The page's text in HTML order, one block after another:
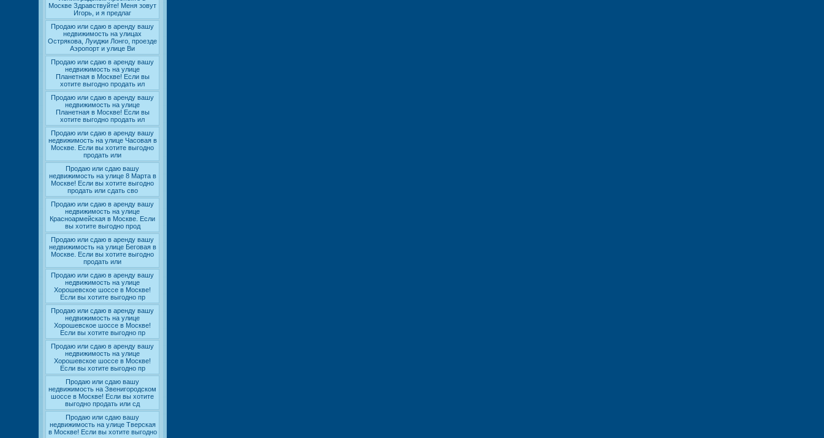
Москве Здравствуйте! Меня зовут
Игорь, и я предлаг
Продаю или сдаю в аренду вашу
недвижимость на улицах
Острякова, Луиджи Лонго, проезде
Аэропорт и улице Ви
Продаю или сдаю в аренду вашу
недвижимость на улице
Планетная в Москве! Если вы
хотите выгодно продать ил
Продаю или сдаю в аренду вашу
недвижимость на улице
Планетная в Москве! Если вы
хотите выгодно продать ил
Продаю или сдаю в аренду вашу
недвижимость на улице Часовая в
Москве. Если вы хотите выгодно
продать или
Продаю или сдаю вашу
недвижимость на улице 8 Марта в
Москве! Если вы хотите выгодно
продать или сдать сво
Продаю или сдаю в аренду вашу
недвижимость на улице
Красноармейская в Москве. Если
вы хотите выгодно прод
Продаю или сдаю в аренду вашу
недвижимость на улице Беговая в
Москве. Если вы хотите выгодно
продать или
Продаю или сдаю в аренду вашу
недвижимость на улице
Хорошевское шоссе в Москве!
Если вы хотите выгодно пр
Продаю или сдаю в аренду вашу
недвижимость на улице
Хорошевское шоссе в Москве!
Если вы хотите выгодно пр
Продаю или сдаю в аренду вашу
недвижимость на улице
Хорошевское шоссе в Москве!
Если вы хотите выгодно пр
Продаю или сдаю вашу
недвижимость на Звенигородском
шоссе в Москве! Если вы хотите
выгодно продать или сд
Продаю или сдаю вашу
недвижимость на улице Тверская
в Москве! Если вы хотите выгодно